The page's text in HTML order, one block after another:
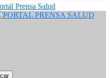
Prensa Salud